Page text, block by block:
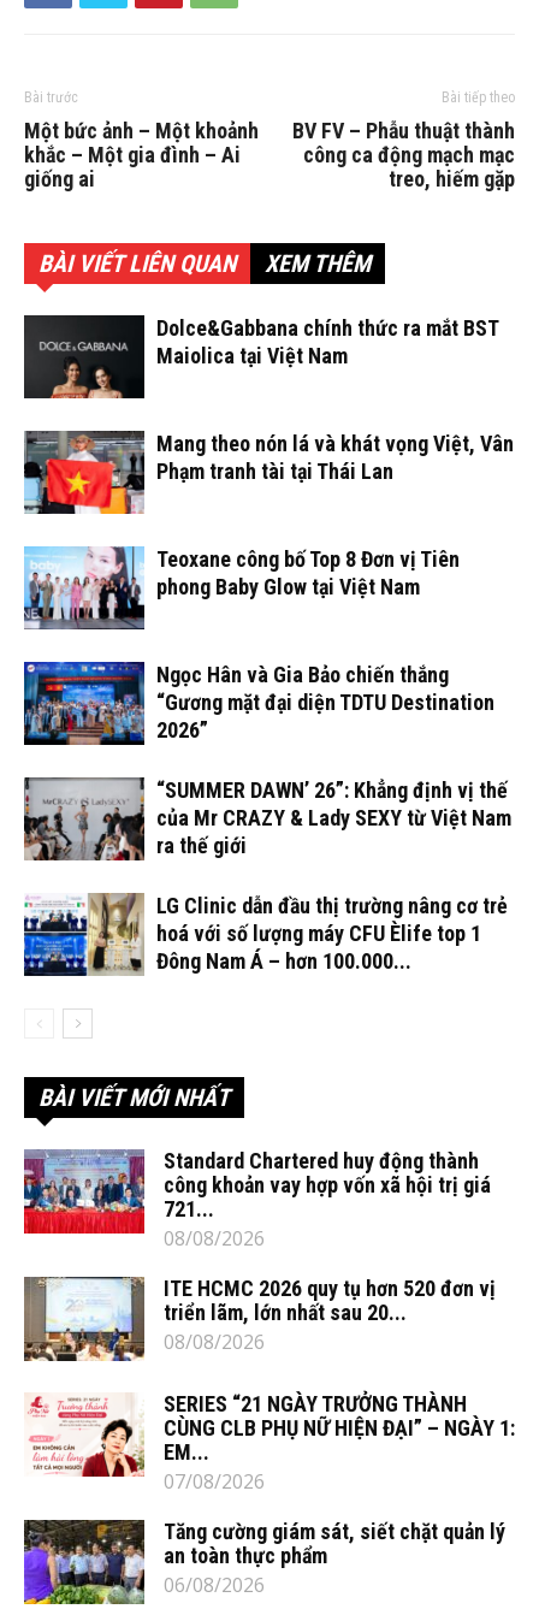
Bài trước
Một bức ảnh – Một khoảnh
khắc – Một gia đình – Ai
giống ai
Bài tiếp theo
BV FV – Phẫu thuật thành
công ca động mạch mạc
treo, hiếm gặp
BÀI VIẾT LIÊN QUAN XEM THÊM
Dolce&Gabbana chính thức ra mắt BST
Maiolica tại Việt Nam
Mang theo nón lá và khát vọng Việt, Vân
Phạm tranh tài tại Thái Lan
Teoxane công bố Top 8 Đơn vị Tiên
phong Baby Glow tại Việt Nam
Ngọc Hân và Gia Bảo chiến thắng
“Gương mặt đại diện TDTU Destination
2026”
“SUMMER DAWN’ 26”: Khẳng định vị thế
của Mr CRAZY & Lady SEXY từ Việt Nam
ra thế giới
LG Clinic dẫn đầu thị trường nâng cơ trẻ
hoá với số lượng máy CFU Èlife top 1
Đông Nam Á – hơn 100.000...
BÀI VIẾT MỚI NHẤT
Standard Chartered huy động thành
công khoản vay hợp vốn xã hội trị giá
721...
08/08/2026
ITE HCMC 2026 quy tụ hơn 520 đơn vị
triển lãm, lớn nhất sau 20...
08/08/2026
SERIES “21 NGÀY TRƯỞNG THÀNH
CÙNG CLB PHỤ NỮ HIỆN ĐẠI” – NGÀY 1:
EM...
07/08/2026
Tăng cường giám sát, siết chặt quản lý
an toàn thực phẩm
06/08/2026